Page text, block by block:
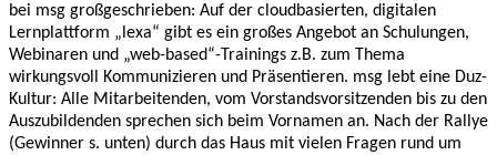
bei msg großgeschrieben: Auf der cloudbasierten, digitalen
Lernplattform „lexa“ gibt es ein großes Angebot an Schulungen,
Webinaren und „web-based“-Trainings z.B. zum Thema
wirkungsvoll Kommunizieren und Präsentieren. msg lebt eine Duz-
Kultur: Alle Mitarbeitenden, vom Vorstandsvorsitzenden bis zu den
Auszubildenden sprechen sich beim Vornamen an. Nach der Rallye
(Gewinner s. unten) durch das Haus mit vielen Fragen rund um